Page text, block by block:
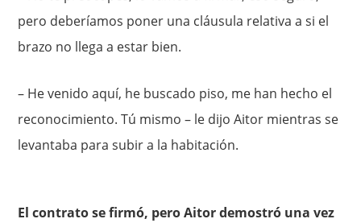
pero deberíamos poner una cláusula relativa a si el
brazo no llega a estar bien.
– He venido aquí, he buscado piso, me han hecho el
reconocimiento. Tú mismo – le dijo Aitor mientras se
levantaba para subir a la habitación.
El contrato se firmó, pero Aitor demostró una vez